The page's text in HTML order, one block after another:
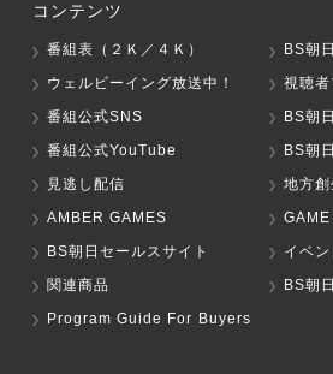
コンテンツ
番組表（２Ｋ／４Ｋ）
BS朝
ウェルビーイング放送中！
視聴者
番組公式SNS
BS朝
番組公式YouTube
BS朝
見逃し配信
地方創
AMBER GAMES
GAME
BS朝日セールスサイト
イベン
関連商品
BS朝
Program Guide For Buyers